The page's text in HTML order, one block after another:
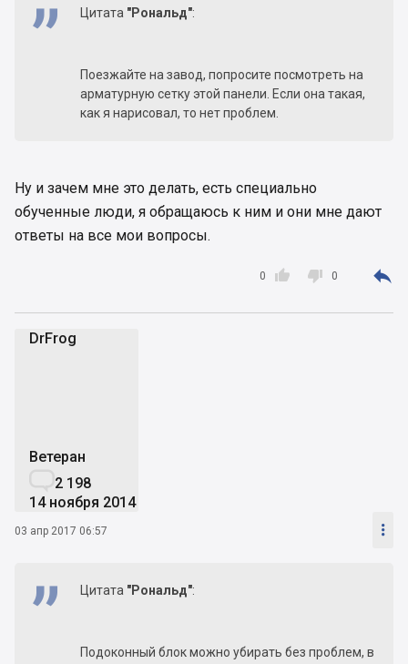
Цитата "Рональд":
Поезжайте на завод, попросите посмотреть на
арматурную сетку этой панели. Если она такая,
как я нарисовал, то нет проблем.
Ну и зачем мне это делать, есть специально
обученные люди, я обращаюсь к ним и они мне дают
ответы на все мои вопросы.

0  0 
DrFrog
Ветеран
2 198
14 ноября 2014
03 апр 2017 06:57 
Цитата "Рональд":
Подоконный блок можно убирать без проблем, в